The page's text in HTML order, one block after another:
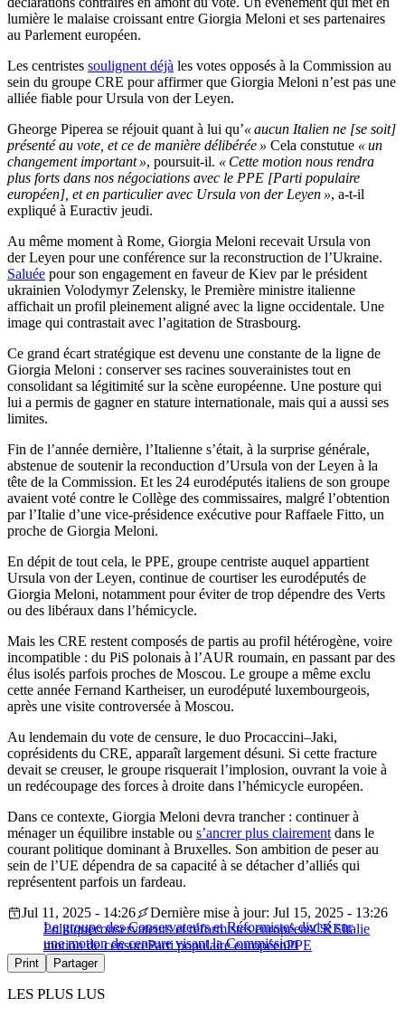
lumière le malaise croissant entre Giorgia Meloni et ses partenaires
au Parlement européen.
Les centristes soulignent déjà les votes opposés à la Commission au
sein du groupe CRE pour affirmer que Giorgia Meloni n’est pas une
alliée fiable pour Ursula von der Leyen.
Gheorge Piperea se réjouit quant à lui qu’« aucun Italien ne [se soit]
présenté au vote, et ce de manière délibérée » Cela constutue « un
changement important », poursuit-il. « Cette motion nous rendra
plus forts dans nos négociations avec le PPE [Parti populaire
européen], et en particulier avec Ursula von der Leyen », a-t-il
expliqué à Euractiv jeudi.
Au même moment à Rome, Giorgia Meloni recevait Ursula von
der Leyen pour une conférence sur la reconstruction de l’Ukraine.
Saluée pour son engagement en faveur de Kiev par le président
ukrainien Volodymyr Zelensky, le Première ministre italienne
affichait un profil pleinement aligné avec la ligne occidentale. Une
image qui contrastait avec l’agitation de Strasbourg.
Ce grand écart stratégique est devenu une constante de la ligne de
Giorgia Meloni : conserver ses racines souverainistes tout en
consolidant sa légitimité sur la scène européenne. Une posture qui
lui a permis de gagner en stature internationale, mais qui a aussi ses
limites.
Fin de l’année dernière, l’Italienne s’était, à la surprise générale,
abstenue de soutenir la reconduction d’Ursula von der Leyen à la
tête de la Commission. Et les 24 eurodéputés italiens de son groupe
avaient voté contre le Collège des commissaires, malgré l’obtention
par l’Italie d’une vice-présidence exécutive pour Raffaele Fitto, un
proche de Giorgia Meloni.
En dépit de tout cela, le PPE, groupe centriste auquel appartient
Ursula von der Leyen, continue de courtiser les eurodéputés de
Giorgia Meloni, notamment pour éviter de trop dépendre des Verts
ou des libéraux dans l’hémicycle.
Mais les CRE restent composés de partis au profil hétérogène, voire
incompatible : du PiS polonais à l’AUR roumain, en passant par des
élus isolés parfois proches de Moscou. Le groupe a même exclu
cette année Fernand Kartheiser, un eurodéputé luxembourgeois,
après une visite controversée à Moscou.
Au lendemain du vote de censure, le duo Procaccini–Jaki,
coprésidents du CRE, apparaît largement désuni. Si cette fracture
devait se creuser, le groupe risquerait l’implosion, ouvrant la voie à
un redécoupage des forces à droite dans l’hémicycle européen.
Dans ce contexte, Giorgia Meloni devra trancher : continuer à
ménager un équilibre instable ou s’ancrer plus clairement dans le
courant politique dominant à Bruxelles. Son ambition de peser au
sein de l’UE dépendra de sa capacité à se détacher d’alliés qui
représentent parfois un fardeau.
Le groupe des Conservateurs et Réformistes divisé sur
une motion de censure visant la Commission
Jul 11, 2025 - 14:26
Dernière mise à jour: Jul 15, 2025 - 13:26
Politiqueconservateurs et réformistes européensCREItalie
motion de censureParti populaire européenPPE
Print Partager
LES PLUS LUS